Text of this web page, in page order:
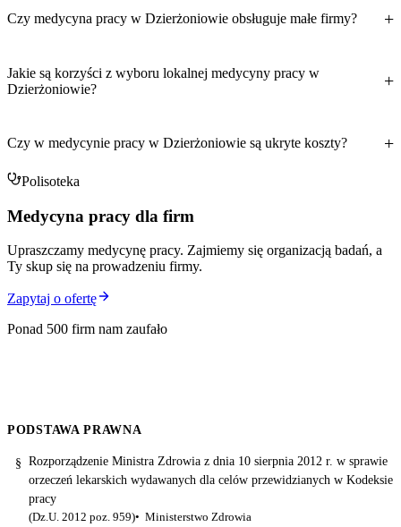
Czy medycyna pracy w Dzierżoniowie obsługuje małe firmy?
Jakie są korzyści z wyboru lokalnej medycyny pracy w
Dzierżoniowie?
Czy w medycynie pracy w Dzierżoniowie są ukryte koszty?
Polisoteka
Medycyna pracy dla firm
Upraszczamy medycynę pracy. Zajmiemy się organizacją badań, a
Ty skup się na prowadzeniu firmy.
Zapytaj o ofertę
Ponad 500 firm nam zaufało
PODSTAWA PRAWNA
§ Rozporządzenie Ministra Zdrowia z dnia 10 sierpnia 2012 r. w sprawie
orzeczeń lekarskich wydawanych dla celów przewidzianych w Kodeksie
pracy
(Dz.U. 2012 poz. 959)
Ministerstwo Zdrowia